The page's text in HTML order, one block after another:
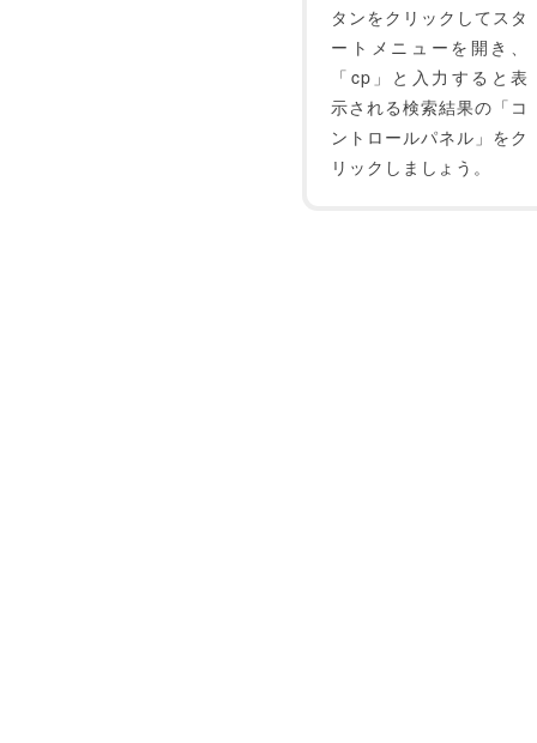
タンをクリックしてスタ
ートメニューを開き、
「cp」と入力すると表
示される検索結果の「コ
ントロールパネル」をク
リックしましょう。